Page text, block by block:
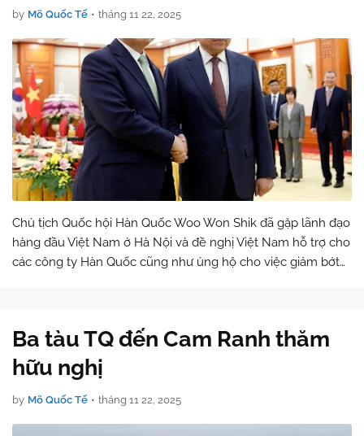
by Mõ Quốc Tế • tháng 11 22, 2025
Chủ tịch Quốc hội Hàn Quốc Woo Won Shik đã gặp lãnh đạo
hàng đầu Việt Nam ở Hà Nội và đề nghị Việt Nam hỗ trợ cho
các công ty Hàn Quốc cũng như ủng hộ cho việc giảm bớt
Ba tàu TQ đến Cam Ranh thăm
hữu nghị
by Mõ Quốc Tế • tháng 11 22, 2025